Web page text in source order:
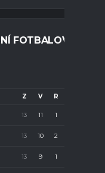
FOTBALOVÁ
Z V R
13 11 1
13 10 2
13 9 1